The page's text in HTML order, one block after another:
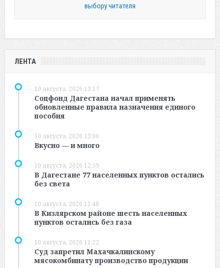
выбору читателя
ЛЕНТА
10 августа, 2026 13:17
Соцфонд Дагестана начал применять
обновленные правила назначения единого
пособия
10 августа, 2026 13:06
Вкусно — и много
10 августа, 2026 12:59
В Дагестане 77 населенных пунктов остались
без света
10 августа, 2026 11:48
В Кизлярском районе шесть населенных
пунктов остались без газа
10 августа, 2026 11:22
Суд запретил Махачкалинскому
мясокомбинату производство продукции